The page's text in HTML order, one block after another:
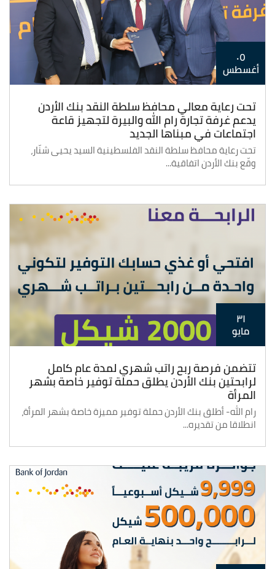
٠٥
أغسطس
تحت رعاية معالي محافظ سلطة النقد بنك الأردن
يدعم غرفة تجارة رام الله والبيرة لتجهيز قاعة
اجتماعات في مبناها الجديد
تحت رعاية محافظ سلطة النقد الفلسطينية السيد يحيى شنّار،
وقّع بنك الأردن اتفاقية...
٣١
مايو
تتضمن فرصة ربح راتب شهري لمدة عام كامل
لرابحتين بنك الأردن يطلق حملة توفير خاصة بشهر
المرأة
رام الله- أطلق بنك الأردن حملة توفير مميزة خاصة بشهر المرأة،
انطلاقا من تقديره...